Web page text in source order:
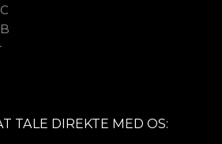
TALE DIREKTE MED OS: